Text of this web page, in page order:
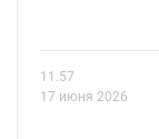
11.57
17 июня 2026